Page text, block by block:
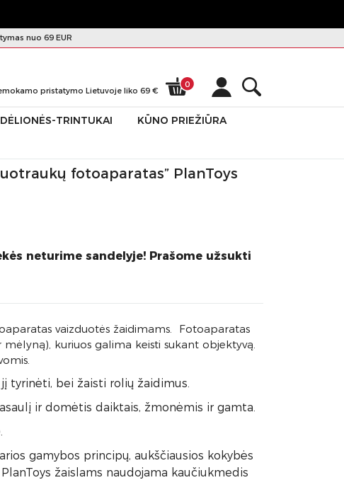
nuo 69 EUR
pristatymo Lietuvoje liko 69 €
0
DĖLIONĖS-TRINTUKAI
KŪNO PRIEŽIŪRA
fotoaparatas” PlanToys
neturime sandelyje! Prašome užsukti
vaizduotės žaidimams. Fotoaparatas
kuriuos galima keisti sukant objektyvą.
tyrinėti, bei žaisti rolių žaidimus.
ir domėtis daiktais, žmonėmis ir gamta.
gamybos principų, aukščiausios kokybės
žaislams naudojama kaučiukmedis